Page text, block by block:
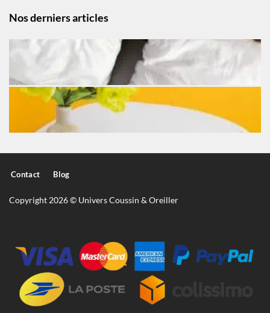
Nos derniers articles
Contact Blog
Copyright 2026 © Univers Coussin & Oreiller